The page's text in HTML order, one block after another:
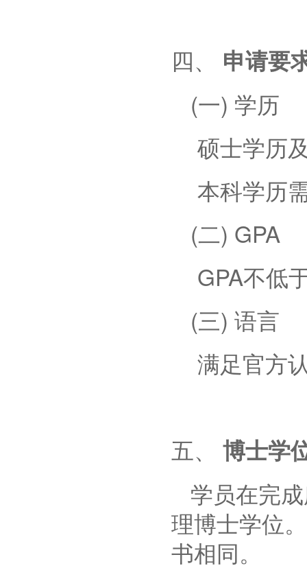
四、 申请要
(一) 学历
硕士学历
本科学历
(二) GPA
GPA不低
(三) 语言
满足官方
五、 博士学
学员在完
理博士学位
书相同。